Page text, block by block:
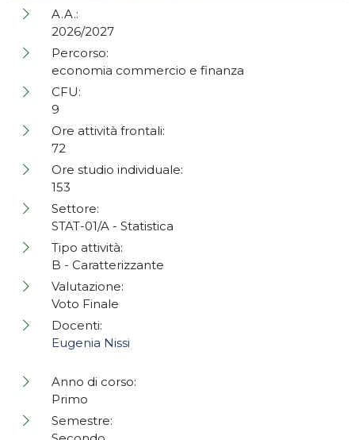
A.A.:
2026/2027
Percorso:
economia commercio e finanza
CFU:
9
Ore attività frontali:
72
Ore studio individuale:
153
Settore:
STAT-01/A - Statistica
Tipo attività:
B - Caratterizzante
Valutazione:
Voto Finale
Docenti:
Eugenia Nissi
Anno di corso:
Primo
Semestre: